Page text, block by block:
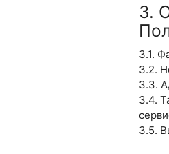
3.
3.1.
3.2.
3.3.
3.4.
3.5.